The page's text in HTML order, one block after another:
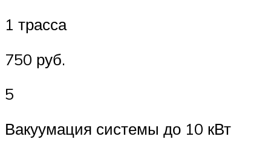
1 трасса
750 руб.
5
Вакуумация системы до 10 кВт